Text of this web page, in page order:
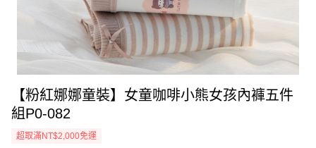
【粉紅娜娜童裝】女童咖啡小熊女孩內褲五件
組P0-082
超取滿NT$2,000免運